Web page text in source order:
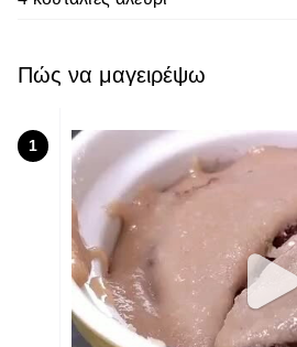
Πώς να μαγειρέψω
1